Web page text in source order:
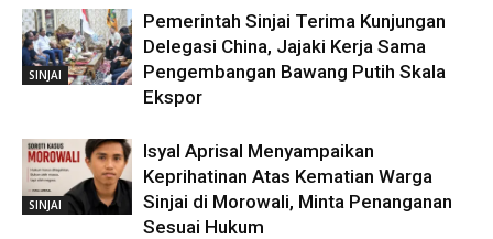
SINJAI
Pemerintah Sinjai Terima Kunjungan
Delegasi China, Jajaki Kerja Sama
Pengembangan Bawang Putih Skala
Ekspor
SINJAI
Isyal Aprisal Menyampaikan
Keprihatinan Atas Kematian Warga
Sinjai di Morowali, Minta Penanganan
Sesuai Hukum